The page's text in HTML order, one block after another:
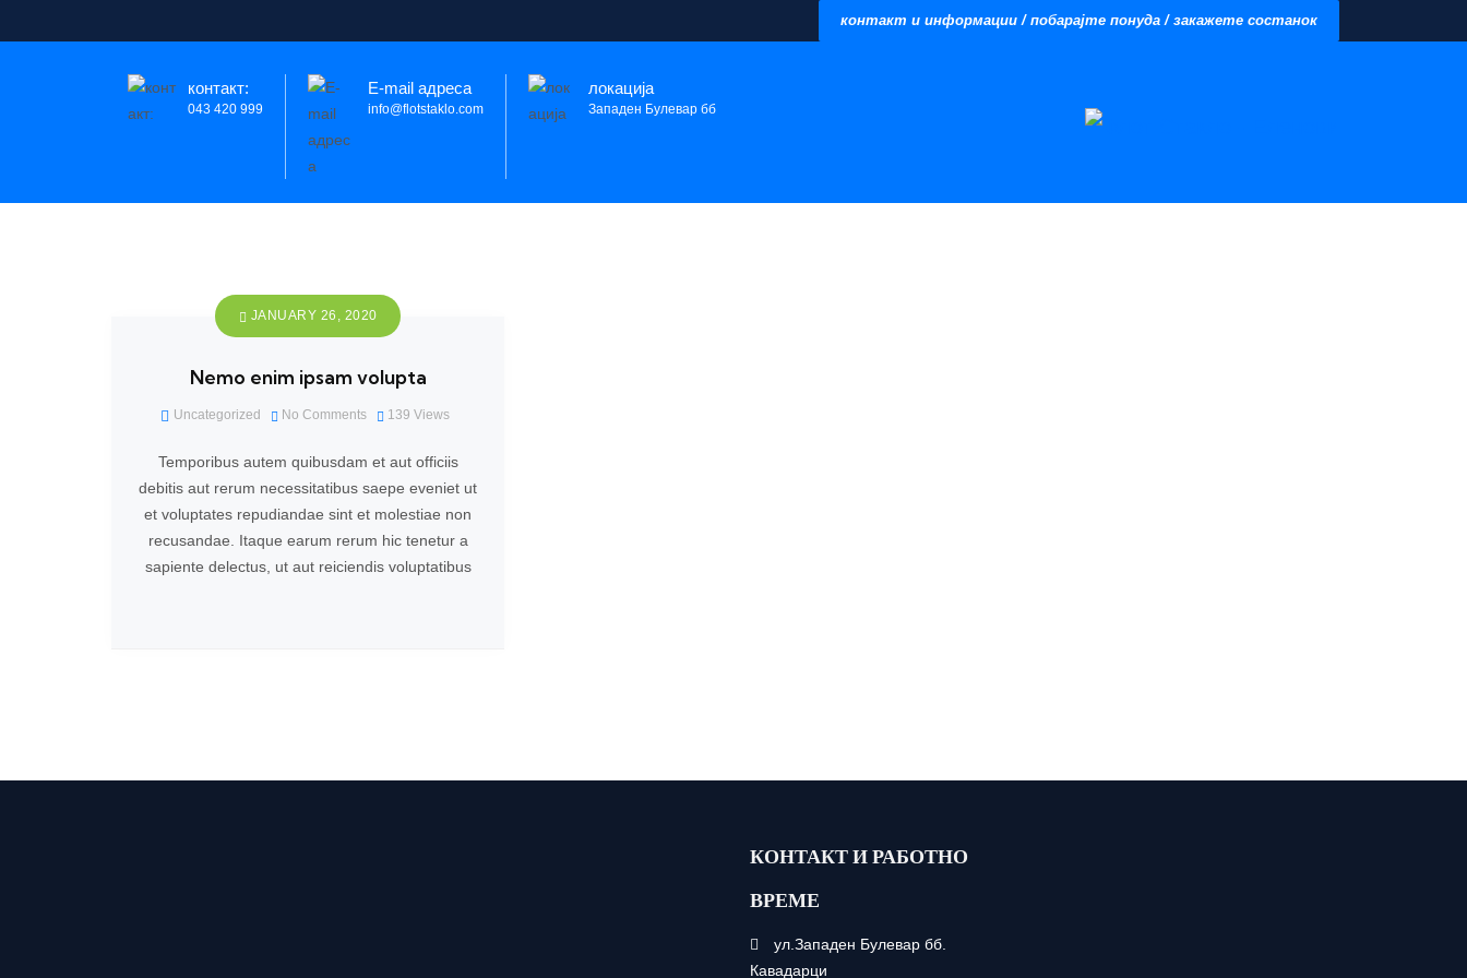
контакт и информации / побарајте понуда / закажете состанок
контакт:
043 420 999
E-mail адреса
info@flotstaklo.com
локација
Западен Булевар бб
JANUARY 26, 2020
Nemo enim ipsam volupta
Uncategorized No Comments 139 Views
Temporibus autem quibusdam et aut officiis
debitis aut rerum necessitatibus saepe eveniet ut
et voluptates repudiandae sint et molestiae non
recusandae. Itaque earum rerum hic tenetur a
sapiente delectus, ut aut reiciendis voluptatibus
КОНТАКТ И РАБОТНО
ВРЕМЕ
ул.Западен Булевар бб.
Кавадарци